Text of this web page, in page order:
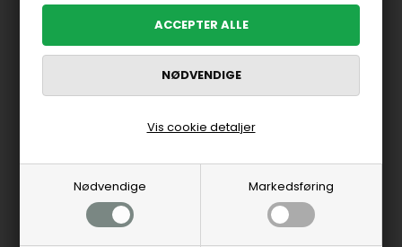
Nødvendige Markedsføring
Vis cookie detaljer